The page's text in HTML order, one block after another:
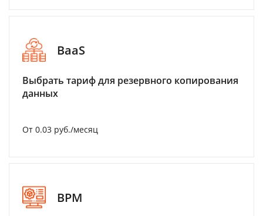
BaaS
Выбрать тариф для резервного копирования
данных
От 0.03 руб./месяц
BPM